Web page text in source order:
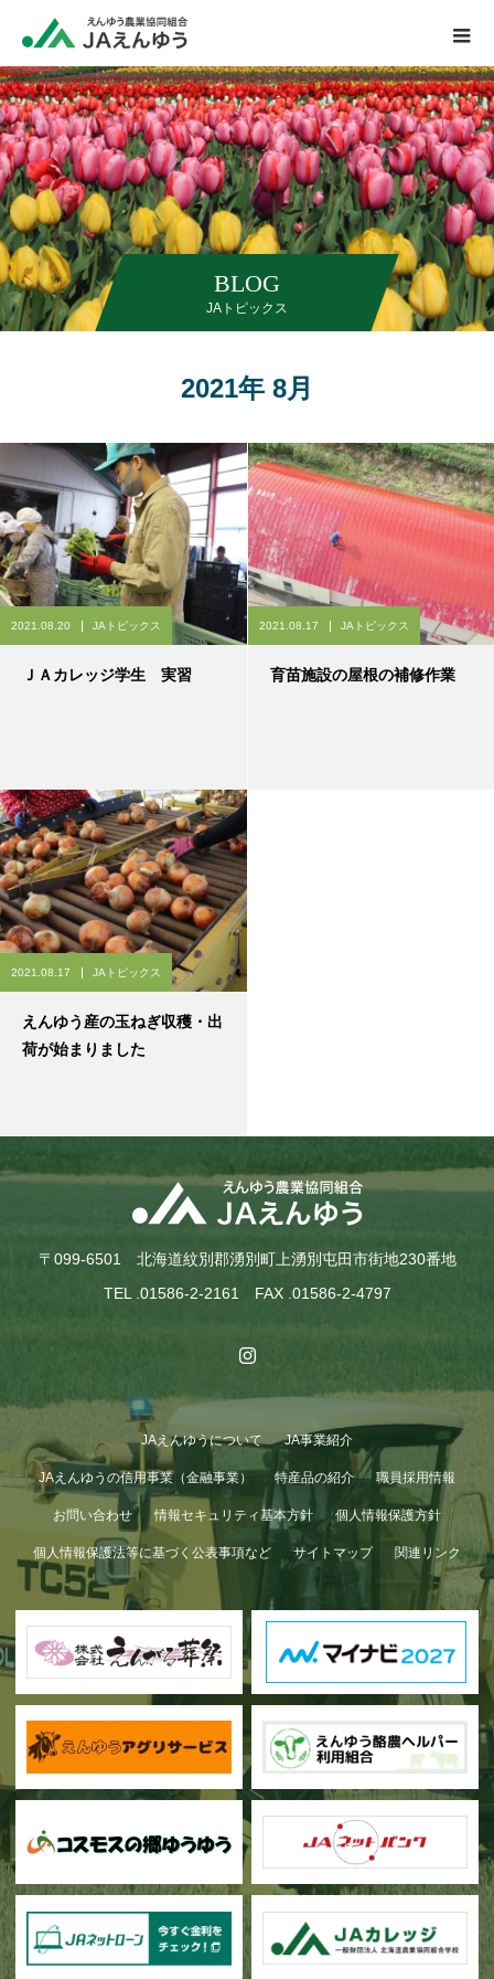
BLOG
JAトピックス
2021年 8月
2021.08.20 JAトピックス
ＪＡカレッジ学生 実習
2021.08.17 JAトピックス
育苗施設の屋根の補修作業
2021.08.17 JAトピックス
えんゆう産の玉ねぎ収穫・出
荷が始まりました
〒099-6501 北海道紋別郡湧別町上湧別屯田市街地230番地
TEL .01586-2-2161 FAX .01586-2-4797
JAえんゆうについて JA事業紹介
JAえんゆうの信用事業（金融事業） 特産品の紹介 職員採用情報
お問い合わせ 情報セキュリティ基本方針 個人情報保護方針
個人情報保護法等に基づく公表事項など サイトマップ 関連リンク